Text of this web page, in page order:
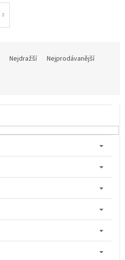
Nejdražší
Nejprodávanější